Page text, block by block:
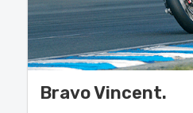
Bravo Vincent.